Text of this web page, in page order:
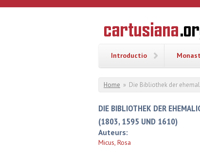
Overslaan en naar de inhoud gaan
Geschiedenis
van de
Introductio
U bent hier
Home » Die Bibliothek der
DIE BIBLIOTHEK DER
(1803, 1595 UND 1610)
Auteurs:
Micus, Rosa